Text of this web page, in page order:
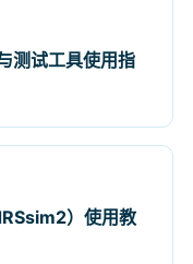
试工具使用指
）使用教